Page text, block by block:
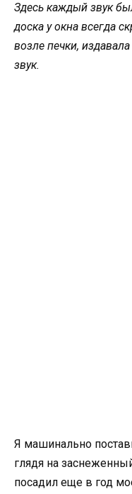
Здесь каждый звук
доска у окна всегда
возле печки,
звук.
Я машинально
глядя на
посадил еще в год